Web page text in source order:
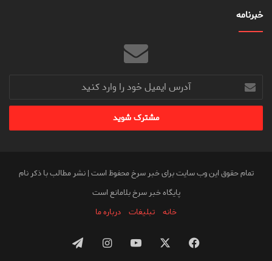
خبرنامه
آدرس
ایمیل
خود
وارد
تمام حقوق این وب سایت برای خبر سرخ محفوظ است | نشر مطالب با ذکر نام
پایگاه خبر سرخ بلامانع است
خانه
تبلیغات درباره ما
فیس یوتیوباینستاگرامتلگرام